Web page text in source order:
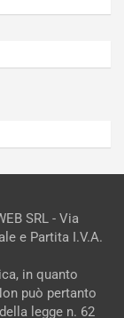
SRL - Via
e Partita I.V.A.
in quanto
può pertanto
legge n. 62